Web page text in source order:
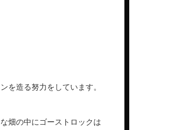
を造る努力をしています。
畑の中にゴーストロックは